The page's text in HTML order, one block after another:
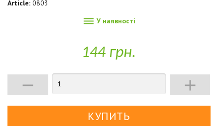
Article: 0803
 У наявності
144 грн.
 